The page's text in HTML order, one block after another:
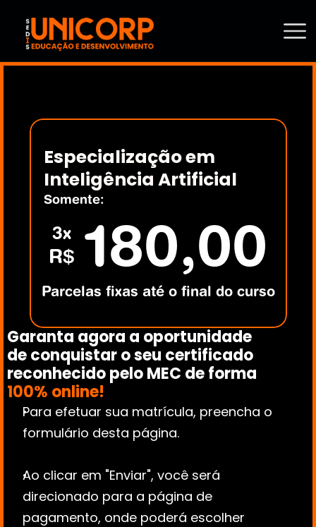
Especialização em
Inteligência Artificial
Somente:
3x
R$ 180,00
Parcelas fixas até o final do curso
Garanta agora a oportunidade
de conquistar o seu certificado
100% online!
Para efetuar sua matrícula, preencha o
formulário desta página.
Ao clicar em "Enviar", você será
direcionado para a página de
pagamento, onde poderá escolher